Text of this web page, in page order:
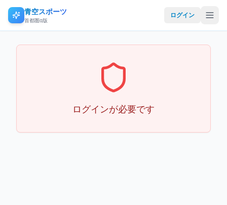
青空スポーツ
首都圏α版
ログイン
ログインが必要です